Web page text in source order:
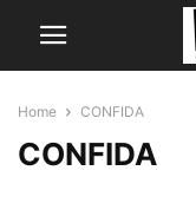
Home CONFIDA
CONFIDA